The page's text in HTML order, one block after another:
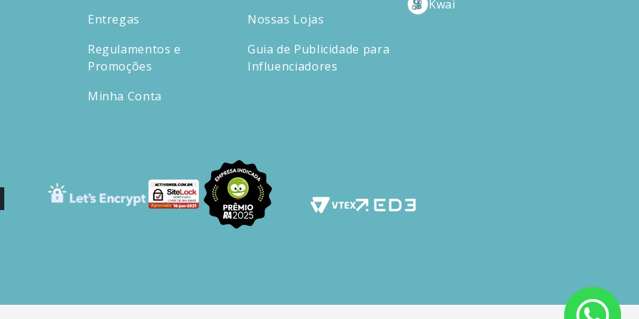
Entregas
Regulamentos e
Promoções
Minha Conta
Nossas Lojas
Guia de Publicidade para
Influenciadores
Kwai